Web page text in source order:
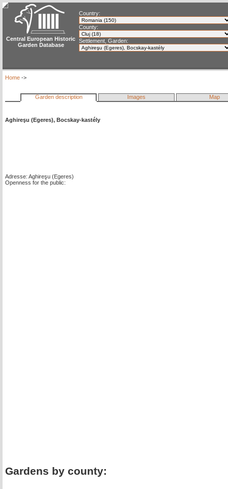
Central European Historic
Garden Database
Country:
County:
Settlement, Garden:
Home ->
Garden description Images Map
Aghireşu (Egeres), Bocskay-kastély
Adresse: Aghireşu (Egeres)
Openness for the public:
Gardens by county: